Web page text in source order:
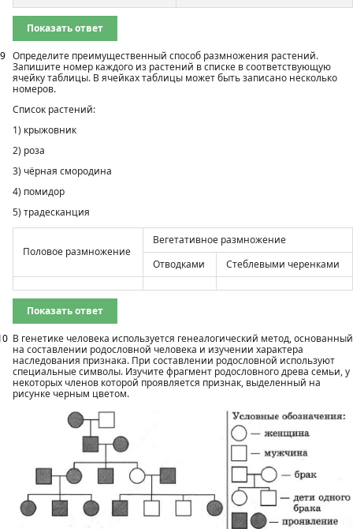
Показать ответ
9 Определите преимущественный способ размножения растений.
Запишите номер каждого из растений в списке в соответствую­щую
ячейку таблицы. В ячейках таблицы может быть записано несколько
номеров.
Список растений:
1) крыжовник
2) роза
3) чёрная смородина
4) помидор
5) традесканция
Половое размножение
Вегетативное размножение
Отводками
Стеблевыми черенками
Показать ответ
В генетике человека используется генеалогический метод, основанный
на составлении родословной человека и изучении характера
наследования признака. При составлении родословной используют
специальные символы. Изучите фрагмент родословного древа семьи, у
некоторых членов которой проявляется признак, выделенный на
рисунке черным цветом.